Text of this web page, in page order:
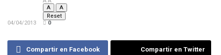
04/04/2013
A
A
Reset
0
Compartir en Facebook Compartir en Twitter